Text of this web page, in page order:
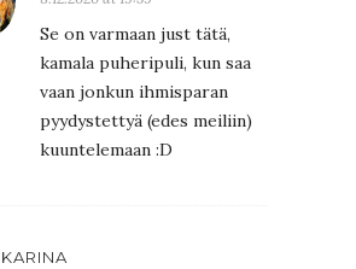
Se on varmaan just tätä,
kamala puheripuli, kun saa
vaan jonkun ihmisparan
pyydystettyä (edes meiliin)
kuuntelemaan :D
KARINA